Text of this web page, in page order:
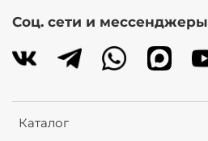
Каталог
Соц. сети и мессенджеры